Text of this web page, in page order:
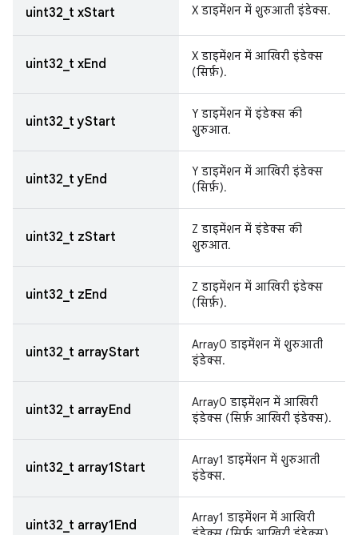
uint32_t xStart X डाइमेंशन में शुरुआती इंडेक्स.
uint32_t xEnd
X डाइमेंशन में आखिरी इंडेक्स
(सिर्फ़).
uint32_t yStart
Y डाइमेंशन में इंडेक्स की
शुरुआत.
uint32_t yEnd
Y डाइमेंशन में आखिरी इंडेक्स
(सिर्फ़).
uint32_t zStart
Z डाइमेंशन में इंडेक्स की
शुरुआत.
uint32_t zEnd
Z डाइमेंशन में आखिरी इंडेक्स
(सिर्फ़).
uint32_t arrayStart
Array0 डाइमेंशन में शुरुआती
इंडेक्स.
uint32_t arrayEnd
Array0 डाइमेंशन में आखिरी
इंडेक्स (सिर्फ़ आखिरी इंडेक्स).
uint32_t array1Start
Array1 डाइमेंशन में शुरुआती
इंडेक्स.
uint32_t array1End
Array1 डाइमेंशन में आखिरी